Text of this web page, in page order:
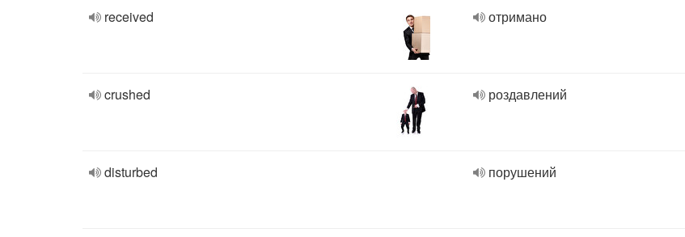
received отримано
crushed роздавлений
disturbed порушений